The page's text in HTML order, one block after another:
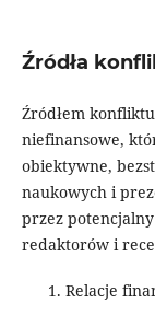
Źródła
Źródłem
niefinansowe,
obiektywne,
naukowych i
przez
redaktorów i
Relacje